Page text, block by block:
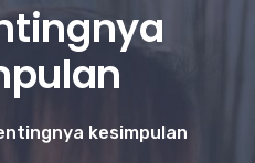
kesimpulan